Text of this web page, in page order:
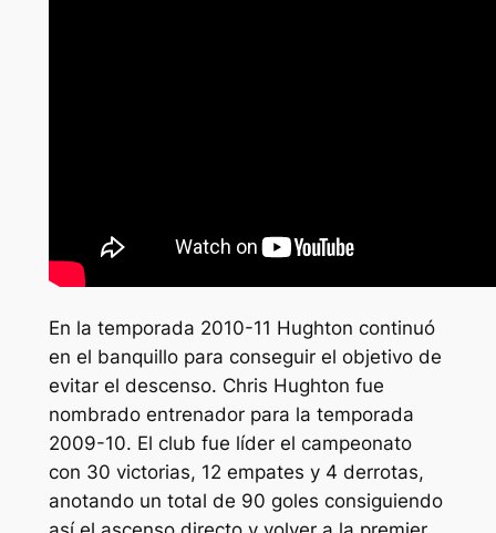
En la temporada 2010-11 Hughton continuó
en el banquillo para conseguir el objetivo de
evitar el descenso. Chris Hughton fue
nombrado entrenador para la temporada
2009-10. El club fue líder el campeonato
con 30 victorias, 12 empates y 4 derrotas,
anotando un total de 90 goles consiguiendo